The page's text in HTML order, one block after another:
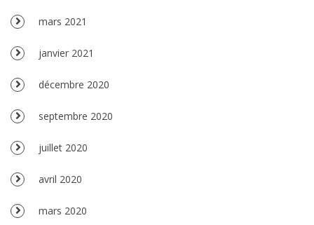
mars 2021
janvier 2021
décembre 2020
septembre 2020
juillet 2020
avril 2020
mars 2020